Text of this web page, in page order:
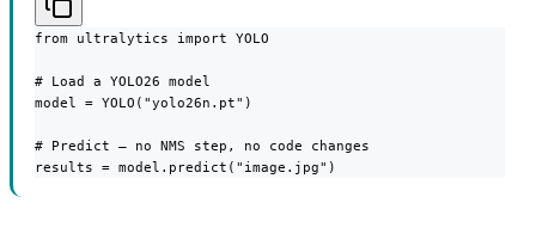
from ultralytics import YOLO
# Load a YOLO26 model
model = YOLO("yolo26n.pt")
# Predict — no NMS step, no code changes
results = model.predict("image.jpg")